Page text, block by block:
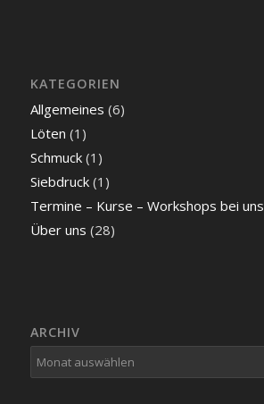
KATEGORIEN
Allgemeines (6)
Löten (1)
Schmuck(1)
Siebdruck(1)
Termine – Kurse – Workshops bei uns
Über uns (28)
ARCHIV